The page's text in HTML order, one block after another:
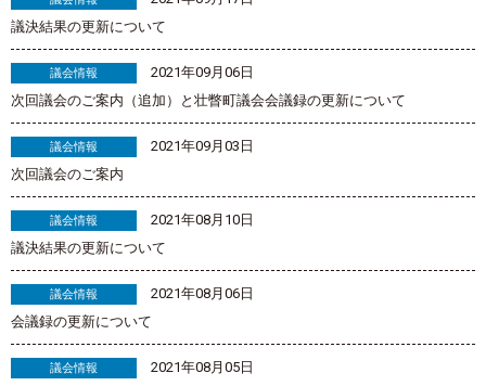
議決結果の更新について
議会情報
2021年09月06日
次回議会のご案内（追加）と壮瞥町議会会議録の更新について
議会情報
2021年09月03日
次回議会のご案内
議会情報
2021年08月10日
議決結果の更新について
議会情報
2021年08月06日
会議録の更新について
議会情報
2021年08月05日